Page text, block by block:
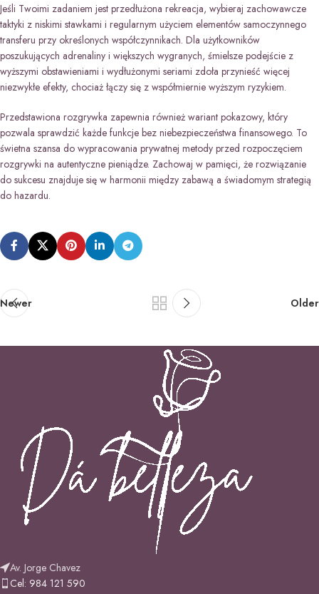
Jeśli Twoimi zadaniem jest przedłużona rekreacja, wybieraj zachowawcze
taktyki z niskimi stawkami i regularnym użyciem elementów samoczynnego
transferu przy określonych współczynnikach. Dla użytkowników
poszukujących adrenaliny i większych wygranych, śmielsze podejście z
wyższymi obstawieniami i wydłużonymi seriami zdoła przynieść więcej
niezwykłe efekty, chociaż łączy się z współmiernie wyższym ryzykiem.
Przedstawiona rozgrywka zapewnia również wariant pokazowy, który
pozwala sprawdzić każde funkcje bez niebezpieczeństwa finansowego. To
świetna szansa do wypracowania prywatnej metody przed rozpoczęciem
rozgrywki na autentyczne pieniądze. Zachowaj w pamięci, że rozwiązanie
do sukcesu znajduje się w harmonii między zabawą a świadomym strategią
do hazardu.
Newer Older
Av. Jorge Chavez
Cel: 984 121 590